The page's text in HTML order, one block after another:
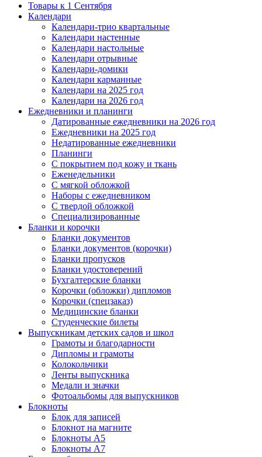
Товары к 1 Сентября
Календари
Календари-трио квартальные
Календари настенные
Календари настольные
Календари отрывные
Календари-домики
Календари карманные
Календари на 2025 год
Календари на 2026 год
Ежедневники и планинги
Датированные ежедневники на 2026 год
Ежедневники на 2025 год
Недатированные ежедневники
Планинги
С покрытием под кожу и ткань
Еженедельники
С мягкой обложкой
Наборы с ежедневником
С твердой обложкой
Специализированные
Бланки и корочки
Бланки документов
Бланки документов (корочки)
Бланки пропусков
Бланки удостоверений
Бухгалтерские бланки
Корочки (обложки) дипломов
Корочки (спецзаказ)
Медицинские бланки
Студенческие билеты
Выпускникам детских садов и школ
Грамоты и благодарности
Дипломы и грамоты
Колокольчики
Ленты выпускника
Медали и значки
Фотоальбомы для выпускников
Блокноты
Блок для записей
Блокнот на магните
Блокноты А5
Блокноты А7